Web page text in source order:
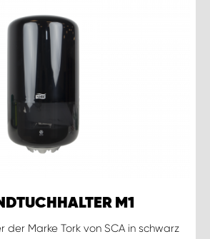
M1
der Marke Tork von SCA in schwarz